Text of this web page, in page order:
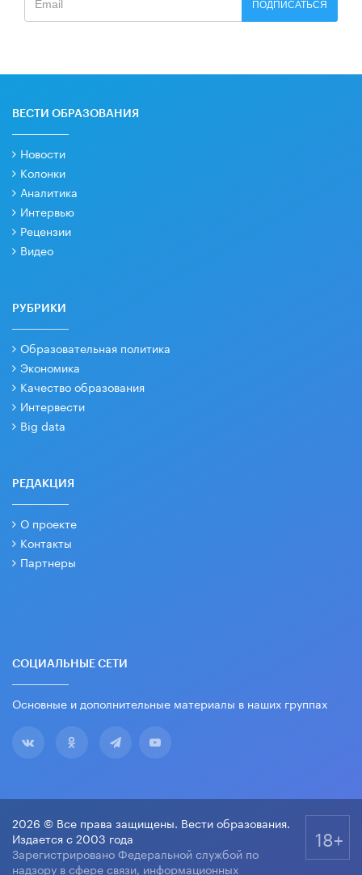
ПОДПИСАТЬСЯ
ВЕСТИ ОБРАЗОВАНИЯ
Новости
Колонки
Аналитика
Интервью
Рецензии
Видео
РУБРИКИ
Образовательная политика
Экономика
Качество образования
Интервести
Big data
РЕДАКЦИЯ
О проекте
Контакты
Партнеры
СОЦИАЛЬНЫЕ СЕТИ
Основные и дополнительные материалы в наших группах
2026 © Все права защищены. Вести образования.
Издается с 2003 года
Зарегистрировано Федеральной службой по
надзору в сфере связи, информационных
18+